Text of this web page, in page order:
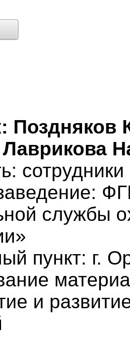
Поздняков
cотрудники
службы
пункт: г.
и